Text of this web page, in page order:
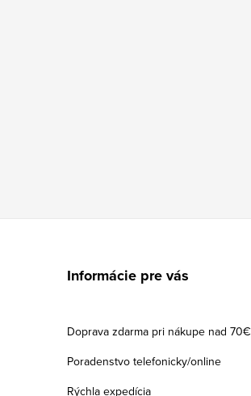
Informácie pre vás
Doprava zdarma pri nákupe nad 70€
Poradenstvo telefonicky/online
Rýchla expedícia